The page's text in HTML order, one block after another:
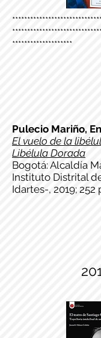
********************
Pulecio Mariño,
El vuelo de la
Libélula Dorada
Bogotá: Alcaldía
Instituto Distrital
Idartes-, 2019; 252